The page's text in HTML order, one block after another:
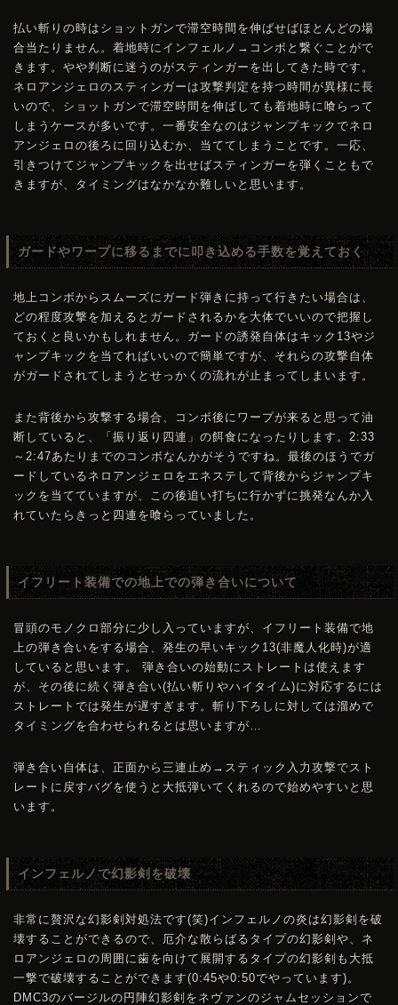
払い斬りの時はショットガンで滞空時間を伸ばせばほとんどの場
合当たりません。着地時にインフェルノ→コンボと繋ぐことがで
きます。やや判断に迷うのがスティンガーを出してきた時です。
ネロアンジェロのスティンガーは攻撃判定を持つ時間が異様に長
いので、ショットガンで滞空時間を伸ばしても着地時に喰らって
しまうケースが多いです。一番安全なのはジャンプキックでネロ
アンジェロの後ろに回り込むか、当ててしまうことです。一応、
引きつけてジャンプキックを出せばスティンガーを弾くこともで
きますが、タイミングはなかなか難しいと思います。
ガードやワープに移るまでに叩き込める手数を覚えておく
地上コンボからスムーズにガード弾きに持って行きたい場合は、
どの程度攻撃を加えるとガードされるかを大体でいいので把握し
ておくと良いかもしれません。ガードの誘発自体はキック13やジ
ャンプキックを当てればいいので簡単ですが、それらの攻撃自体
がガードされてしまうとせっかくの流れが止まってしまいます。
また背後から攻撃する場合、コンボ後にワープが来ると思って油
断していると、「振り返り四連」の餌食になったりします。2:33
～2:47あたりまでのコンボなんかがそうですね。最後のほうでガ
ードしているネロアンジェロをエネステして背後からジャンプキ
ックを当てていますが、この後追い打ちに行かずに挑発なんか入
れていたらきっと四連を喰らっていました。
イフリート装備での地上での弾き合いについて
冒頭のモノクロ部分に少し入っていますが、イフリート装備で地
上の弾き合いをする場合、発生の早いキック13(非魔人化時)が適
していると思います。 弾き合いの始動にストレートは使えます
が、その後に続く弾き合い(払い斬りやハイタイム)に対応するには
ストレートでは発生が遅すぎます。斬り下ろしに対しては溜めで
タイミングを合わせられるとは思いますが…
弾き合い自体は、正面から三連止め→スティック入力攻撃でスト
レートに戻すバグを使うと大抵弾いてくれるので始めやすいと思
います。
インフェルノで幻影剣を破壊
非常に贅沢な幻影剣対処法です(笑)インフェルノの炎は幻影剣を破
壊することができるので、厄介な散らばるタイプの幻影剣や、ネ
ロアンジェロの周囲に歯を向けて展開するタイプの幻影剣も大抵
一撃で破壊することができます(0:45や0:50でやっています)。
DMC3のバージルの円陣幻影剣をネヴァンのジャムセッションで